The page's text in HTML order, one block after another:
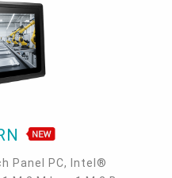
Panel PC, Intel®